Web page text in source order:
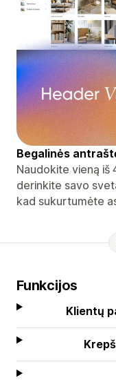
Begalinės
Naudokite vieną iš
derinkite savo
kad sukurtumėte
Funkcijos
Klientų